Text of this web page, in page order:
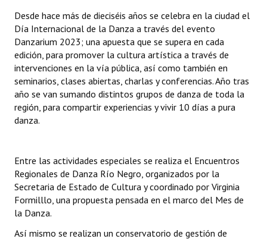
NORMATIVA
Comunicaciones
Declaraciones
Resoluciones
Resoluciones de Presidencia
Antiguos Pobladores
Noticias Destacadas
Registros y Distinciones
Datos Históricos
Desde hace más de dieciséis años se celebra en la ciudad el
Día Internacional de la Danza a través del evento
Danzarium 2023; una apuesta que se supera en cada
edición, para promover la cultura artística a través de
intervenciones en la vía pública, así como también en
seminarios, clases abiertas, charlas y conferencias. Año tras
año se van sumando distintos grupos de danza de toda la
región, para compartir experiencias y vivir 10 días a pura
danza.
Entre las actividades especiales se realiza el Encuentros
Regionales de Danza Río Negro, organizados por la
Secretaria de Estado de Cultura y coordinado por Virginia
Formilllo, una propuesta pensada en el marco del Mes de
la Danza.
Así mismo se realizan un conservatorio de gestión de